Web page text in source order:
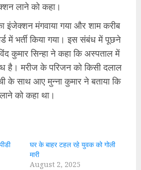
लाने को कहा।
इंजेक्शन मंगवाया गया और शाम करीब
में भर्ती किया गया। इस संबंध में पूछने
कुमार सिन्हा ने कहा कि अस्पताल में
है। मरीज के परिजन को किसी दलाल
के साथ आए मुन्ना कुमार ने बताया कि
को कहा था।
घर के बाहर टहल रहे युवक को गोली
मारी
August 2, 2025